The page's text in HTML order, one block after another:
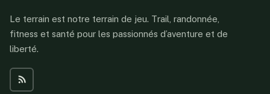
Le terrain est notre terrain de jeu. Trail, randonnée,
fitness et santé pour les passionnés d’aventure et de
liberté.